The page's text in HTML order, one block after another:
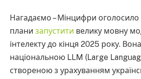
Нагадаємо – Мінцифри оголосило
плани запустити велику мовну
інтелекту до кінця 2025 року.
національною LLM (Large
створеною з урахуванням